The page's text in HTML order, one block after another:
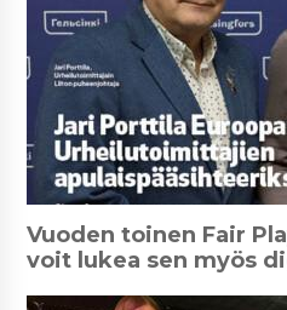
Vuoden toinen Fair
voit lukea sen myös